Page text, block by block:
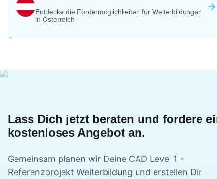
Entdecke die Fördermöglichkeiten für Weiterbildungen
in Österreich
Lass Dich jetzt beraten und fordere
kostenloses Angebot an.
Gemeinsam planen wir Deine CAD Level 1 -
Referenzprojekt Weiterbildung und erstellen Dir